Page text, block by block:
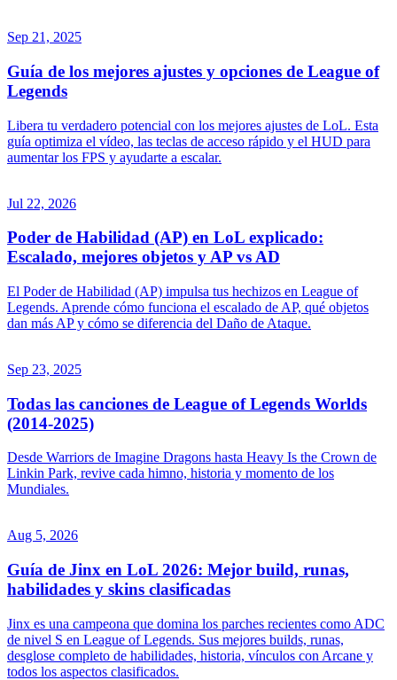
Sep 21, 2025
Guía de los mejores ajustes y opciones de League of
Legends
Libera tu verdadero potencial con los mejores ajustes de LoL. Esta
guía optimiza el vídeo, las teclas de acceso rápido y el HUD para
aumentar los FPS y ayudarte a escalar.
Jul 22, 2026
Poder de Habilidad (AP) en LoL explicado:
Escalado, mejores objetos y AP vs AD
El Poder de Habilidad (AP) impulsa tus hechizos en League of
Legends. Aprende cómo funciona el escalado de AP, qué objetos
dan más AP y cómo se diferencia del Daño de Ataque.
Sep 23, 2025
Todas las canciones de League of Legends Worlds
(2014-2025)
Desde Warriors de Imagine Dragons hasta Heavy Is the Crown de
Linkin Park, revive cada himno, historia y momento de los
Mundiales.
Aug 5, 2026
Guía de Jinx en LoL 2026: Mejor build, runas,
habilidades y skins clasificadas
Jinx es una campeona que domina los parches recientes como ADC
de nivel S en League of Legends. Sus mejores builds, runas,
desglose completo de habilidades, historia, vínculos con Arcane y
todos los aspectos clasificados.